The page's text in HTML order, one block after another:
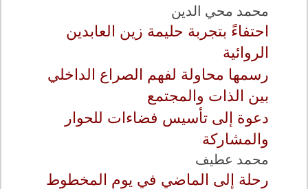
محمد محي الدين
احتفاءً بتجربة حليمة زين العابدين
الروائية
رسمها محاولة لفهم الصراع الداخلي
بين الذات والمجتمع
دعوة إلى تأسيس فضاءات للحوار
والمشاركة
محمد عطيف
رحلة إلى الماضي في يوم المخطوط